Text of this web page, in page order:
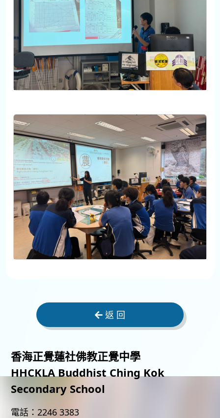
返 回
香海正覺蓮社佛教正覺中學
HHCKLA Buddhist Ching Kok
Secondary School
電話： 2246 3383